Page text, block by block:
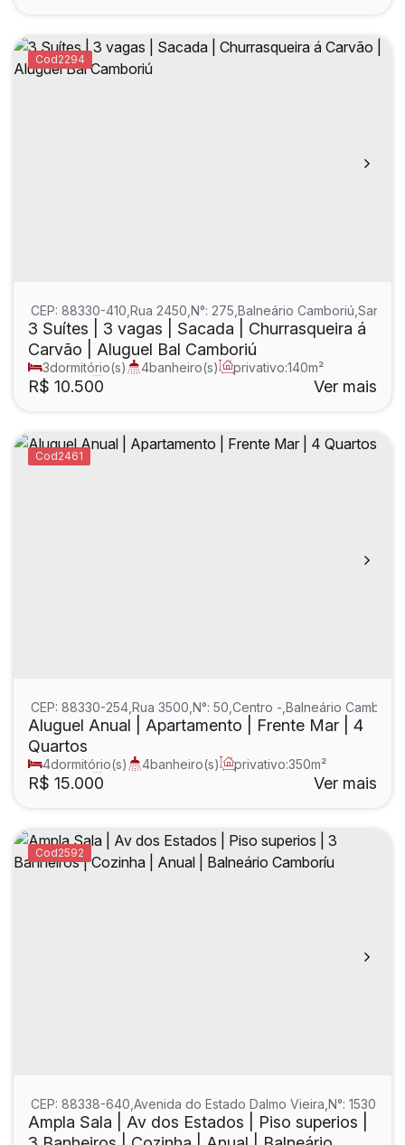
2294
3 Suítes | 3 vagas | Sacada | Churrasqueira á
Carvão | Aluguel Bal Camboriú
R$ 10.500
CEP: 88330-410 Rua 2450 N°: 275 Balneário Camboriú Santa
3dormitório(s) 4banheiro(s) privativo:140m²
1sala(s) Ver mais
2461
Aluguel Anual | Apartamento | Frente Mar | 4
Quartos
R$ 15.000
CEP: 88330-254 Rua 3500 N°: 50 Centro Balneário Camboriú
4dormitório(s) 4banheiro(s) privativo:350m²
2 sala(s) Ver mais
2592
Ampla Sala | Av dos Estados | Piso superios |
CEP: 88338-640 Avenida do Estado Dalmo Vieira N°: 1530